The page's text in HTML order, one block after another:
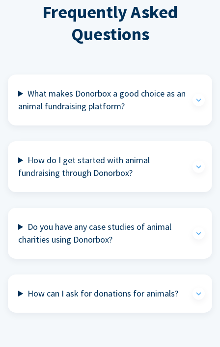
Frequently Asked
Questions
What makes Donorbox a good choice as an
animal fundraising platform?
How do I get started with animal
fundraising through Donorbox?
Do you have any case studies of animal
charities using Donorbox?
How can I ask for donations for animals?